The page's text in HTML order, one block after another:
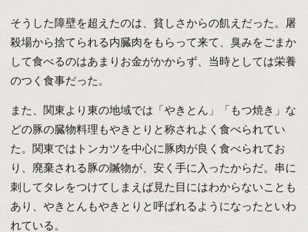
そうした障壁を超えたのは、貧しさからの飢えだった。屠
殺場から捨てられる内臓肉をもらって来て、臭みをごまか
して食べるのはあまりお金がかからず、当時としては栄養
のつく食事だった。
また、関東より東の地域では「やきとん」「もつ焼き」な
どの豚の臓物料理もやきとりと称されよく食べられてい
た。関東ではトンカツを中心に豚肉が良く食べられてお
り、廃棄される豚の贓物が、安く手に入ったからだ。串に
刺してタレをつけてしまえば見た目にはわからないことも
あり、やきとんもやきとりと呼ばれるようになったといわ
れている。